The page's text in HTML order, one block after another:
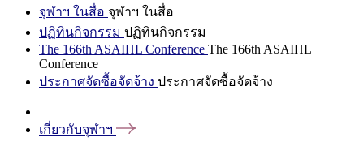
จุฬาฯ ในสื่อ จุฬาฯ ในสื่อ
ปฏิทินกิจกรรม ปฏิทินกิจกรรม
The 166th ASAIHL Conference The 166th ASAIHL
Conference
ประกาศจัดซื้อจัดจ้าง ประกาศจัดซื้อจัดจ้าง
เกี่ยวกับจุฬาฯ